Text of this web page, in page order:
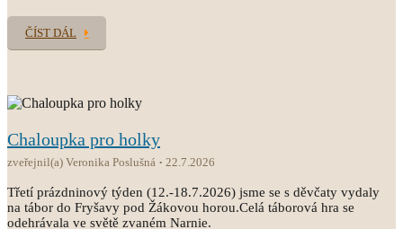
ČÍST DÁL
Chaloupka pro holky
zveřejnil(a) Veronika Poslušná 22.7.2026
Třetí prázdninový týden (12.-18.7.2026) jsme se s děvčaty vydaly
na tábor do Fryšavy pod Žákovou horou.Celá táborová hra se
odehrávala ve světě zvaném Narnie.